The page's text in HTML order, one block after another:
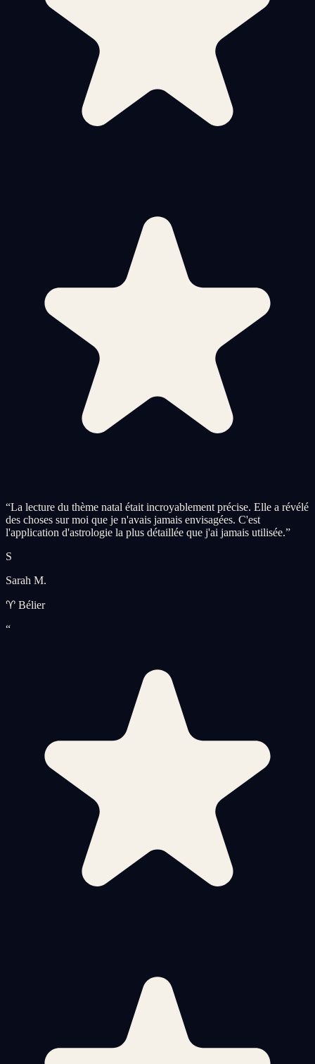
“La lecture du thème natal était incroyablement précise. Elle a révélé
des choses sur moi que je n'avais jamais envisagées. C'est
l'application d'astrologie la plus détaillée que j'ai jamais utilisée.”
S
Sarah M.
♈ Bélier
“